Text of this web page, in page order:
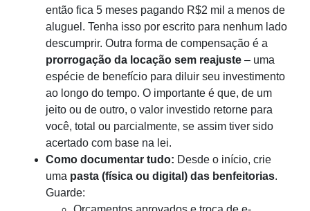
então fica 5 meses pagando R$2 mil a menos de
aluguel. Tenha isso por escrito para nenhum lado
descumprir. Outra forma de compensação é a
prorrogação da locação sem reajuste – uma
espécie de benefício para diluir seu investimento
ao longo do tempo. O importante é que, de um
jeito ou de outro, o valor investido retorne para
você, total ou parcialmente, se assim tiver sido
acertado com base na lei.
Como documentar tudo: Desde o início, crie
uma pasta (física ou digital) das benfeitorias.
Guarde: